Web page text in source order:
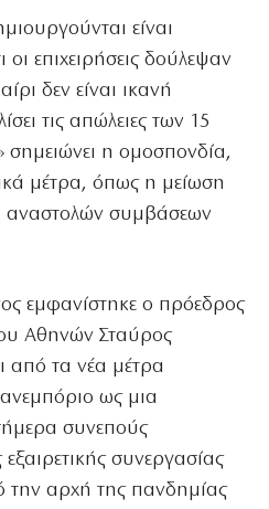
είναι
οι επιχειρήσεις δούλεψαν
δεν είναι ικανή
τις απώλειες των 15
η ομοσπονδία,
μέτρα, όπως η μείωση
αναστολών συμβάσεων
εμφανίστηκε ο πρόεδρος
Αθηνών Σταύρος
από τα νέα μέτρα
ως μια
συνεπούς
συνεργασίας
την αρχή της πανδημίας